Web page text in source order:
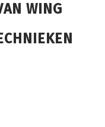
WING